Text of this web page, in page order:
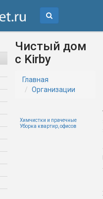
Чистый дом
с Kirby
Главная
Организации
Химчистки и прачечные
Уборка квартир, офисов